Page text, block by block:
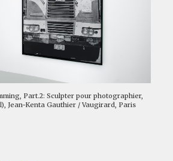
Part.2: Sculpter pour photographier,
Jean-Kenta Gauthier / Vaugirard, Paris